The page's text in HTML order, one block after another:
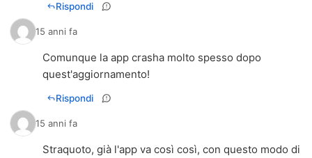
Rispondi
15 anni fa
Comunque la app crasha molto spesso dopo
quest'aggiornamento!
Rispondi
15 anni fa
Straquoto, già l'app va così così, con questo modo di